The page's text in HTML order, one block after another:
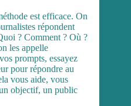
est efficace. On
répondent
? Comment ? Où ?
les appelle
prompts, essayez
pour répondre au
vous aide, vous
objectif, un public